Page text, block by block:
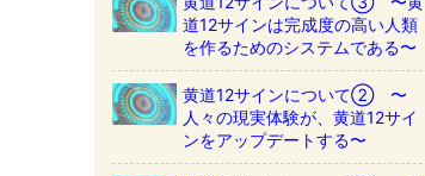
道12サインは完成度の高い人類
を作るためのシステムである〜
黄道12サインについて② 〜
人々の現実体験が、黄道12サイ
ンをアップデートする〜